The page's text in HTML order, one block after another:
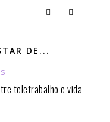
DE...
teletrabalho e vida